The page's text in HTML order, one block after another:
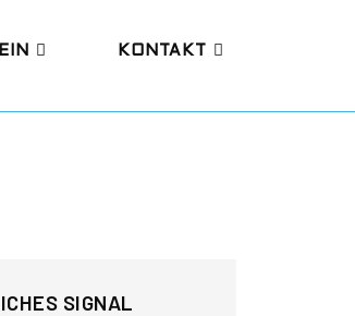
KONTAKT
SIGNAL